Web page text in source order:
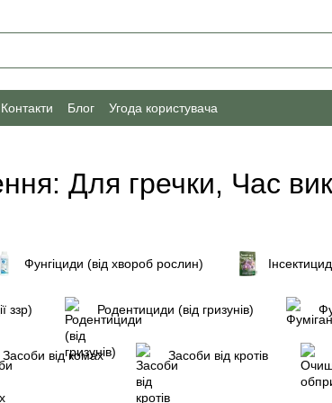
Контакти Блог Угода користувача
Для гречки, Час
Фунгіциди (від хвороб рослин)
ззр) Родентициди (від гризунів)
Засоби від комах Засоби від кротів